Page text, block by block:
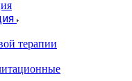
терапии